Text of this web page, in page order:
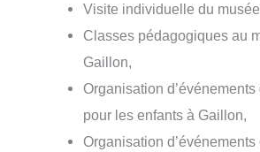
Visite individuelle du
Classes pédagogiques au
Gaillon,
Organisation
pour les enfants à Gaillon,
Organisation d’événements